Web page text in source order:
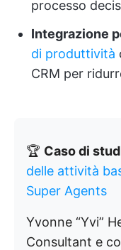
processo
Integrazione
di produttività
CRM per
🏆 Caso di
delle attività
Super Agents
Yvonne “Yvi”
Consultant e